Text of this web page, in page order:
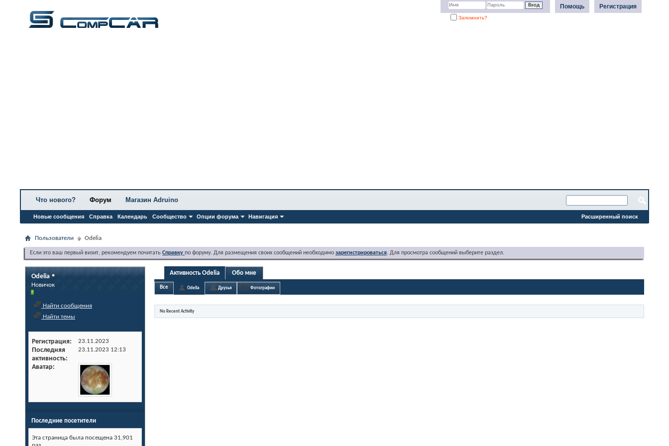
Регистрация
Помощь
Запомнить?
Что нового? Форум
Новые сообщения Справка Календарь Сообщество Опции форума Навигация
Магазин Adruino
Расширенный поиск
Пользователи Odelia
Если это ваш первый визит, рекомендуем почитать Справку по форуму. Для размещения своих сообщений необходимо зарегистрироваться. Для просмотра сообщений выберите раздел.
Odelia
Новичок
Найти сообщения
Найти темы
Регистрация 23.11.2023
Последняя
активность
23.11.2023 12:13
Аватар
Последние посетители
Эта страница была посещена 31,901
Активность Odelia Обо мне
Все Odelia Друзья Фотографии
No Recent Activity